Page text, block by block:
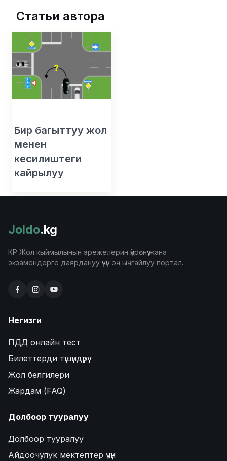
Статьи автора
Бир багыттуу жол
менен
кесилиштеги
кайрылуу
Joldo.kg
КР Жол кыймылынын эрежелерин үйрөнүү жана
экзамендерге даярдануу үчүн эң ыңгайлуу портал.
Негизги
ПДД онлайн тест
Билеттерди түшүндүрүү
Жол белгилери
Жардам (FAQ)
Долбоор тууралуу
Долбоор тууралуу
Айдоочулук мектептер үчүн